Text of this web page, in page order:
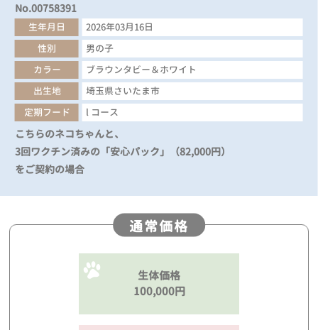
No.00758391
生年月日
2026年03月16日
性別
男の子
カラー
ブラウンタビー＆ホワイト
出生地
埼玉県さいたま市
定期フード
l コース
こちらのネコちゃんと、
3回ワクチン済みの「安心パック」（82,000円）
をご契約の場合
通常価格
生体価格
100,000円